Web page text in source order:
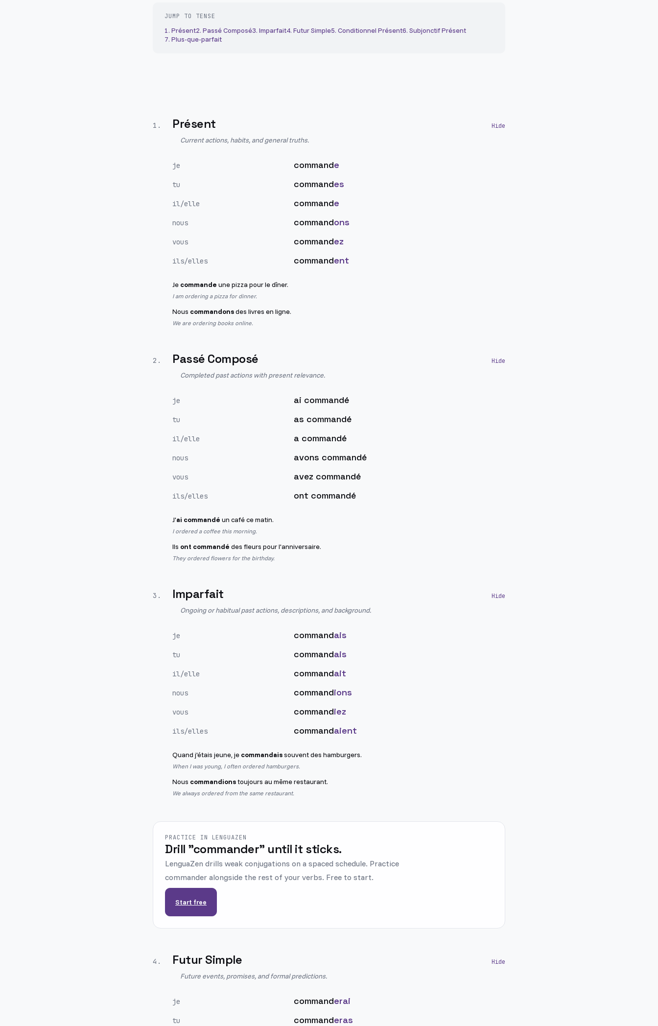
JUMP TO TENSE
1. Présent2. Passé Composé3. Imparfait4. Futur Simple5. Conditionnel Présent6. Subjonctif Présent
7. Plus-que-parfait
1 . Présent
Current actions, habits, and general truths.
je commande
tu commandes
il/elle commande
nous commandons
vous commandez
ils/elles commandent
Je commande une pizza pour le dîner.
I am ordering a pizza for dinner.
Nous commandonsdes livres en ligne.
We are ordering books online.
2 . Passé Composé
Completed past actions with present relevance.
je ai commandé
tu as commandé
il/elle a commandé
nous avons commandé
vous avez commandé
ils/elles ont commandé
J'ai commandé un café ce matin.
I ordered a coffee this morning.
Ils ont commandé des fleurs pour l'anniversaire.
They ordered flowers for the birthday.
3 . Imparfait
Ongoing or habitual past actions, descriptions, and background.
je commandais
tu commandais
il/elle commandait
nous commandions
vous commandiez
ils/elles commandaient
Quand j'étais jeune, je commandaissouvent des hamburgers.
When I was young, I often ordered hamburgers.
Nous commandionstoujours au même restaurant.
We always ordered from the same restaurant.
PRACTICE IN LENGUAZEN
Drill "commander" until it sticks.
LenguaZen drills weak conjugations on a spaced schedule. Practice
commander alongside the rest of your verbs. Free to start.
Start free
4 . Futur Simple
Future events, promises, and formal predictions.
je commanderai
tu commanderas